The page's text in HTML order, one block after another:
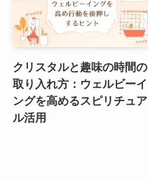
クリスタルと趣味の時間の
取り入れ方：ウェルビーイ
ングを高めるスピリチュア
ル活用